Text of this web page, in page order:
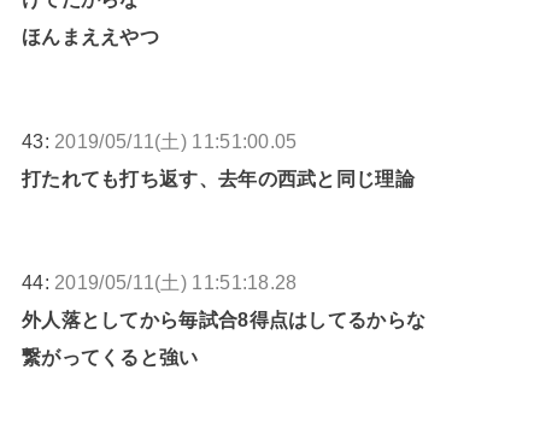
ほんまええやつ
43: 2019/05/11(土) 11:51:00.05
打たれても打ち返す、去年の西武と同じ理論
44: 2019/05/11(土) 11:51:18.28
外人落としてから毎試合8得点はしてるからな
繋がってくると強い